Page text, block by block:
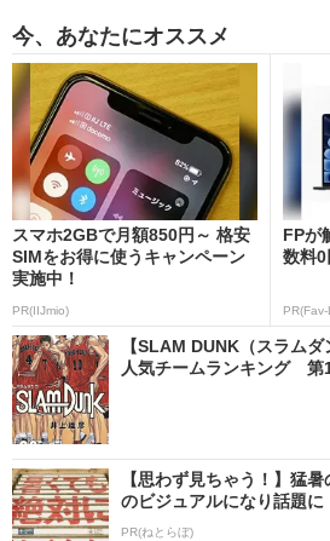
今、あなたにオススメ
スマホ2GBで月額850円～ 格安
SIMをお得に使うキャンペーン
実施中！
PR(IIJmio)
FPが
数料0
【SLAM DUNK（スラム
人気チームランキング 第
【思わず見ちゃう！】猛
のビジュアルになり話題に
PR(ねとらぼ)